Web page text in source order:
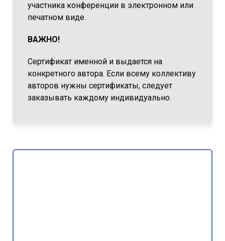
участника конференции в электронном или
печатном виде.
ВАЖНО!
Сертификат именной и выдается на
конкретного автора. Если всему коллективу
авторов нужны сертификаты, следует
заказывать каждому индивидуально.